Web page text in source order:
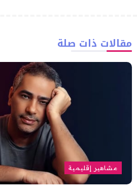
مقالات ذات صلة
مشاهير إقليمية